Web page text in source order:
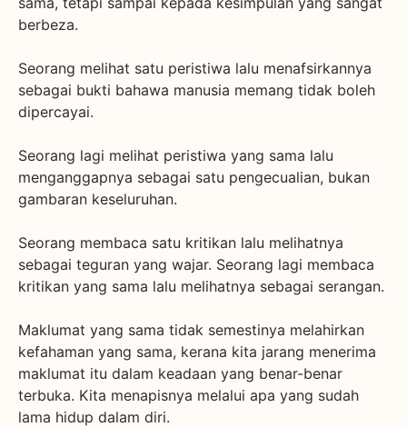
berbeza.
Seorang melihat satu peristiwa lalu menafsirkannya
sebagai bukti bahawa manusia memang tidak boleh
dipercayai.
Seorang lagi melihat peristiwa yang sama lalu
menganggapnya sebagai satu pengecualian, bukan
gambaran keseluruhan.
Seorang membaca satu kritikan lalu melihatnya
sebagai teguran yang wajar. Seorang lagi membaca
kritikan yang sama lalu melihatnya sebagai serangan.
Maklumat yang sama tidak semestinya melahirkan
kefahaman yang sama, kerana kita jarang menerima
maklumat itu dalam keadaan yang benar-benar
terbuka. Kita menapisnya melalui apa yang sudah
lama hidup dalam diri.